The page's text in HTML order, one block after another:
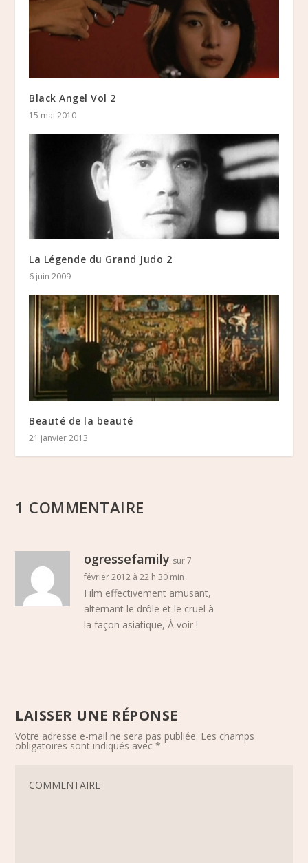
Black Angel Vol 2
15 mai 2010
La Légende du Grand Judo 2
6 juin 2009
Beauté de la beauté
21 janvier 2013
1 COMMENTAIRE
ogressefamily sur 7
février 2012 à 22 h 30 min
Film effectivement amusant,
alternant le drôle et le cruel à
la façon asiatique, À voir !
LAISSER UNE RÉPONSE
Votre adresse e-mail ne sera pas publiée. Les champs
obligatoires sont indiqués avec*